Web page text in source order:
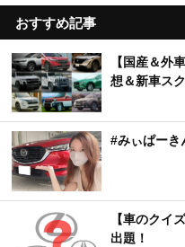
おすすめ記事
【国産＆外
想＆新車ス
#みぃぱーき
【車のクイ
出題！